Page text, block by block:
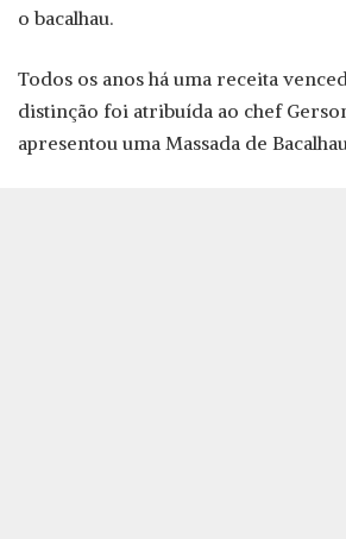
o bacalhau.
Todos os anos há uma receita
distinção foi atribuída ao chef
apresentou uma Massada de